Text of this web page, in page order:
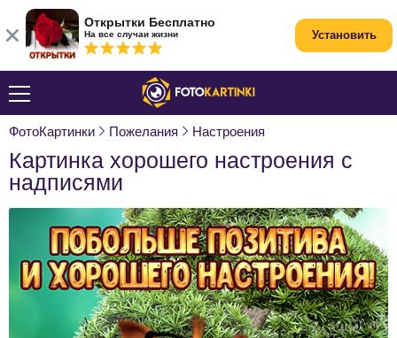
ФотоКартинки Пожелания Настроения
Картинка хорошего настроения с
надписями
Открытки Бесплатно
На все случаи жизни Установить